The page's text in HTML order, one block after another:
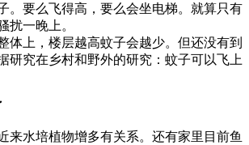
。要么飞得高，要么会坐电梯。就算只有
扰一晚上。
体上，楼层越高蚊子会越少。但还没有到
研究在乡村和野外的研究：蚊子可以飞上
来水培植物增多有关系。还有家里目前鱼